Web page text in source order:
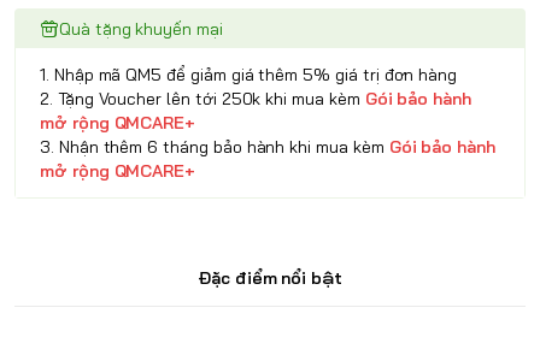
Quà tặng khuyến mại
1. Nhập mã QM5 để giảm giá thêm 5% giá trị đơn hàng
2. Tặng Voucher lên tới 250k khi mua kèm Gói bảo hành
mở rộng QMCARE+
3. Nhận thêm 6 tháng bảo hành khi mua kèm Gói bảo hành
mở rộng QMCARE+
Đặc điểm nổi bật